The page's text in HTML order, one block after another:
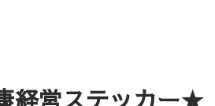
経営ステッカー★